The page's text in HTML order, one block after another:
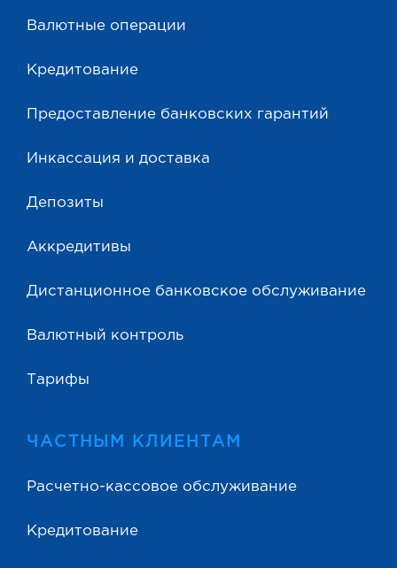
Валютные операции
Кредитование
Предоставление банковских гарантий
Инкассация и доставка
Депозиты
Аккредитивы
Дистанционное банковское обслуживание
Валютный контроль
Тарифы
ЧАСТНЫМ КЛИЕНТАМ
Расчетно-кассовое обслуживание
Кредитование